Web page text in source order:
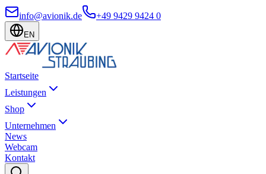
info@avionik.de +49 9429 9424 0
EN
Startseite
Leistungen
Shop
Unternehmen
News
Webcam
Kontakt